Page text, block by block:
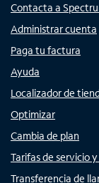
Contacta a
Administrar cuenta
Paga tu factura
Ayuda
Localizador de
Optimizar
Cambia de plan
Tarifas de servicio
Transferencia de